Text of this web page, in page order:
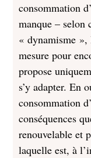
consommation
manque – selon
« dynamisme »,
mesure pour
propose
s’y adapter. En
consommation
conséquences
renouvelable et
laquelle est, à